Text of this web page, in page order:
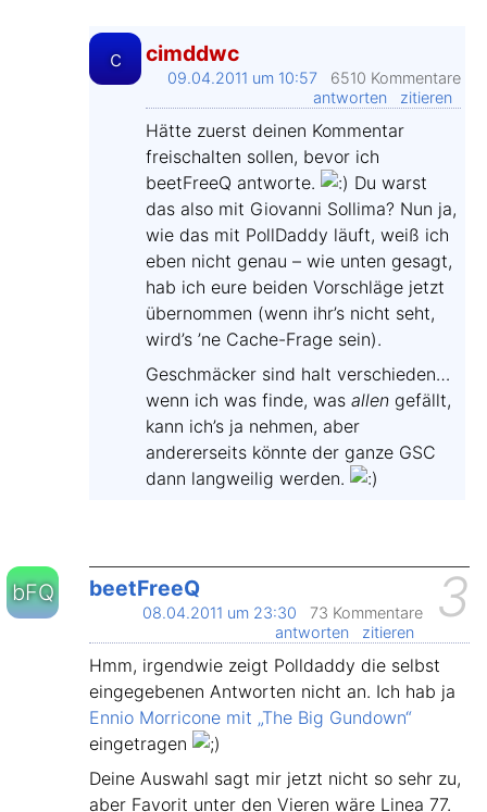
c cimddwc
09.04.2011 um 10:57
6510 Kommentare
antworten
zitieren
Hätte zuerst deinen Kommentar
freischalten sollen, bevor ich
beetFreeQ antworte.
Du warst
das also mit Giovanni Sollima? Nun ja,
wie das mit PollDaddy läuft, weiß ich
eben nicht genau – wie unten gesagt,
hab ich eure beiden Vorschläge jetzt
übernommen (wenn ihr’s nicht seht,
wird’s ’ne Cache-Frage sein).
Geschmäcker sind halt verschieden…
wenn ich was finde, was allen gefällt,
kann ich’s ja nehmen, aber
andererseits könnte der ganze GSC
dann langweilig werden.
bFQ beetFreeQ 3
08.04.2011 um 23:30
73 Kommentare
antworten
zitieren
Hmm, irgendwie zeigt Polldaddy die selbst
eingegebenen Antworten nicht an. Ich hab ja
Ennio Morricone mit „The Big Gundown“
eingetragen
Deine Auswahl sagt mir jetzt nicht so sehr zu,
aber Favorit unter den Vieren wäre Linea 77.